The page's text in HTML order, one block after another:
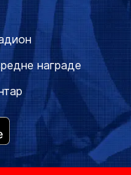
награде